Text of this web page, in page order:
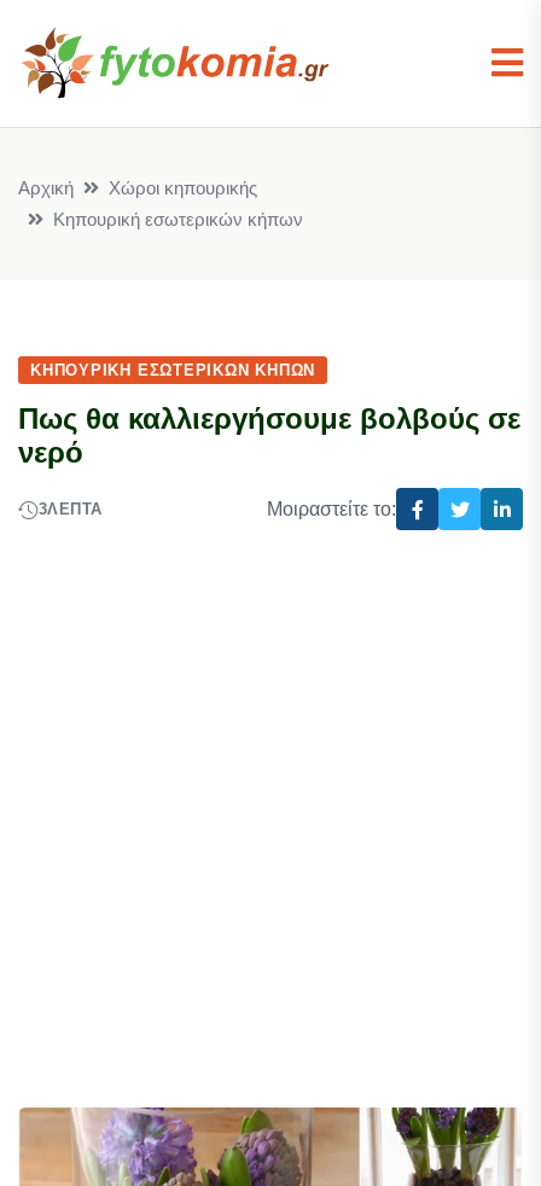
Αρχική
Χώροι κηπουρικής
Κηπουρική εσωτερικών κήπων
ΚΗΠΟΥΡΙΚΉ ΕΣΩΤΕΡΙΚΏΝ ΚΉΠΩΝ
Πως θα καλλιεργήσουμε βολβούς σε
νερό
3ΛΕΠΤΆ Μοιραστείτε το: